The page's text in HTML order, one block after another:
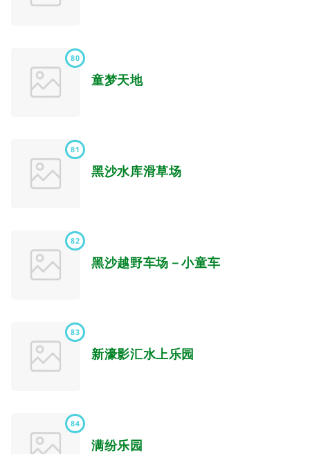
80
童梦天地
81
黑沙水库滑草场
82
黑沙越野车场－小童车
83
新濠影汇水上乐园
84
满纷乐园